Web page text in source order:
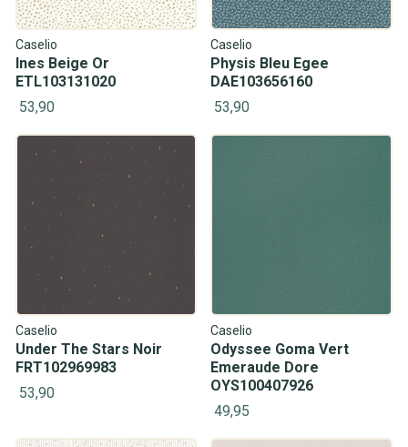
Caselio
Ines Beige Or
ETL103131020
53,90
Caselio
Physis Bleu Egee
DAE103656160
53,90
Caselio
Under The Stars Noir
FRT102969983
53,90
Caselio
Odyssee Goma Vert
Emeraude Dore
OYS100407926
49,95